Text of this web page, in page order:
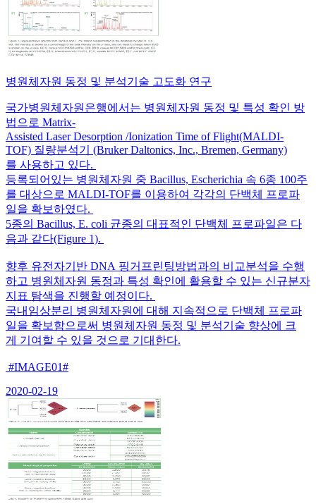
병원체자원 동정 및 분석기술 고도화 연구
국가병원체자원은행에서는 병원체자원 동정 및 특성 확인 방
법으로 Matrix-
Assisted Laser Desorption /Ionization Time of Flight(MALDI-
TOF) 질량분석기 (Bruker Daltonics, Inc., Bremen, Germany)
를 사용하고 있다.
등록되어있는 병원체자원 중 Bacillus, Escherichia 속 6종 100주
를 대상으로 MALDI-TOF를 이용하여 각각의 단백체 프로파
일을 확보하였다.
5종의 Bacillus, E. coli 균종의 대표적인 단백체 프로파일은 다
음과 같다(Figure 1).
향후 유전자기반 DNA 핑거프린팅방법과의 비교분석을 수행
하고 병원체자원 동정과 특성 확인에 활용할 수 있는 신규분자
지표 탐색을 진행할 예정이다.
국내임상분리 병원체자원에 대해 지속적으로 단백체 프로파
일을 확보함으로써 병원체자원 동정 및 분석기술 향상에 크
게 기여할 수 있을 것으로 기대한다.
#IMAGE01#
2020-02-19